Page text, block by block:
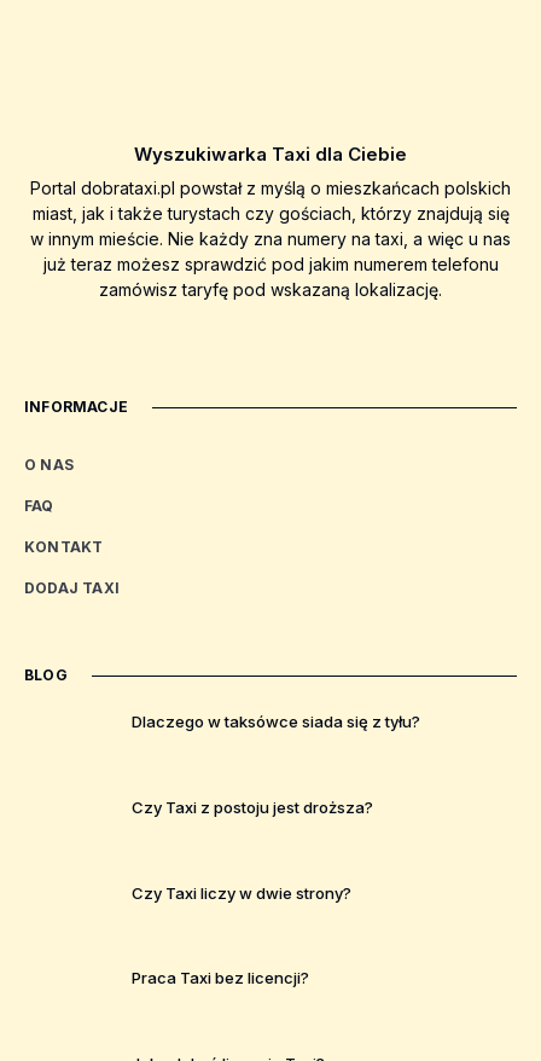
Wyszukiwarka Taxi dla Ciebie
Portal dobrataxi.pl powstał z myślą o mieszkańcach polskich
miast, jak i także turystach czy gościach, którzy znajdują się
w innym mieście. Nie każdy zna numery na taxi, a więc u nas
już teraz możesz sprawdzić pod jakim numerem telefonu
zamówisz taryfę pod wskazaną lokalizację.
INFORMACJE
O NAS
FAQ
KONTAKT
DODAJ TAXI
BLOG
Dlaczego w taksówce siada się z tyłu?
Czy Taxi z postoju jest droższa?
Czy Taxi liczy w dwie strony?
Praca Taxi bez licencji?